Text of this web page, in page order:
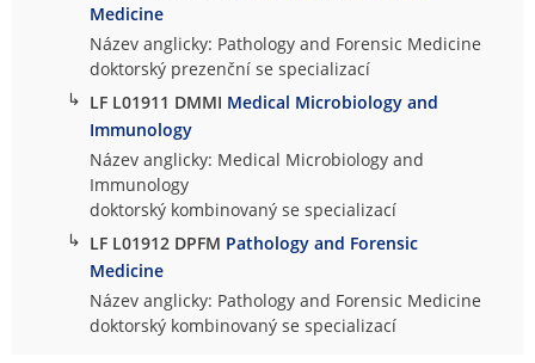
Medicine
Název anglicky: Pathology and Forensic Medicine
doktorský prezenční se specializací
↳ LF L01911 DMMI Medical Microbiology and
Immunology
Název anglicky: Medical Microbiology and
Immunology
doktorský kombinovaný se specializací
↳ LF L01912 DPFM Pathology and Forensic
Medicine
Název anglicky: Pathology and Forensic Medicine
doktorský kombinovaný se specializací